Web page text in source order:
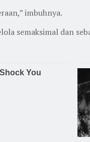
imbuhnya.
semaksimal dan